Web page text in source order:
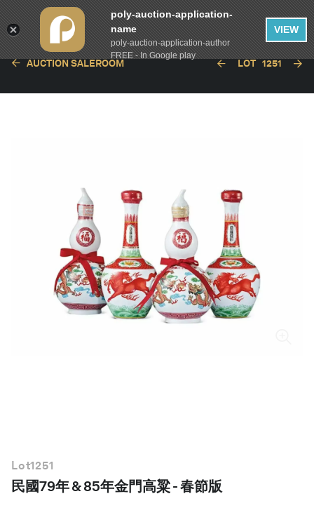
AUCTION SALEROOM LOT 1251
Lot1251
民國79年 & 85年金門高粱 - 春節版
poly-auction-application-
name
poly-auction-application-author
FREE - In Google play
VIEW